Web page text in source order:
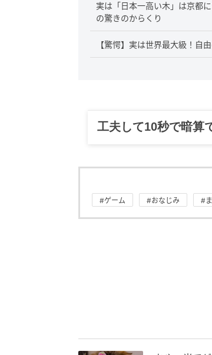
実は「日本一高い木」は京都
の驚きのからくり
【驚愕】実は世界最大級！自
工夫して10秒で暗算
#ゲーム #おなじみ #